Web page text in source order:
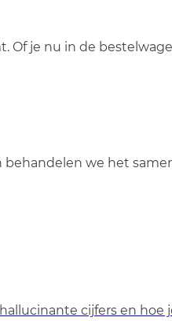
je nu in de
behandelen we het
cijfers en